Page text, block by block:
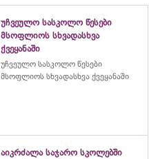
უჩვეულო სასკოლო წესები
მსოფლიოს სხვადასხვა
ქვეყანაში
უჩვეულო სასკოლო წესები
მსოფლიოს სხვადასხვა ქვეყანაში
აიკრძალა საჯარო სკოლებში